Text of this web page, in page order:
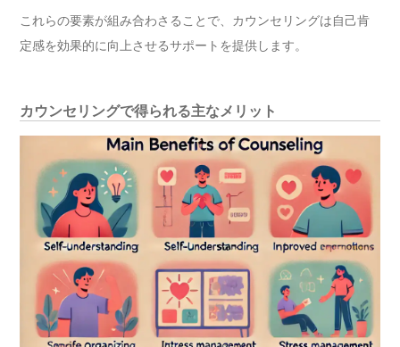
これらの要素が組み合わさることで、カウンセリングは自己肯
定感を効果的に向上させるサポートを提供します。
カウンセリングで得られる主なメリット